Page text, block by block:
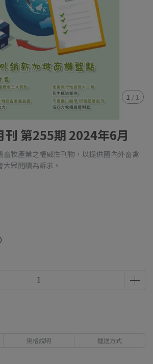
1 / 1
刊 第255期 2024年6月
畜牧產業之權威性刊物，以提供國內外畜禽
眾閱讀為訴求。
規格說明 運送方式